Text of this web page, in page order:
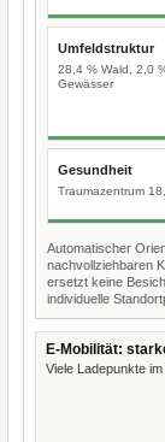
Umfeldstruktur
28,4 % Wald, 2,0
Gewässer
Gesundheit
Traumazentrum
Automatischer
nachvollziehbaren
ersetzt keine
individuelle
E-Mobilität:
Viele Ladepunkte im